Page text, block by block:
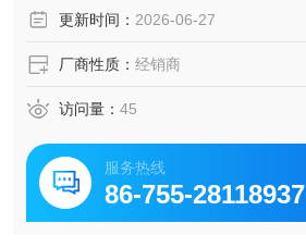
更新时间： 2026-06-27
厂商性质： 经销商
访问量： 45
服务热线
86-755-28118937